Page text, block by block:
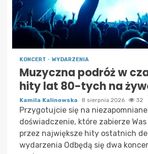
KONCERT WYDARZENIA
Muzyczna podróż w
hity lat 80-tych na
Kamila Kalinowska 8 sierpnia 2026 32
Przygotujcie się na
doświadczenie, które zabierze
przez największe hity ostatnich
wydarzenia Odbędą się dwa